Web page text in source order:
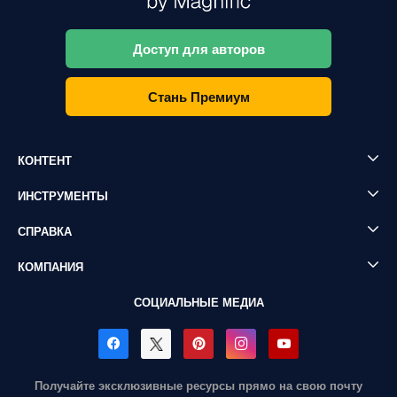
Доступ для авторов
Стань Премиум
КОНТЕНТ
ИНСТРУМЕНТЫ
СПРАВКА
КОМПАНИЯ
СОЦИАЛЬНЫЕ МЕДИА
Получайте эксклюзивные ресурсы прямо на свою почту